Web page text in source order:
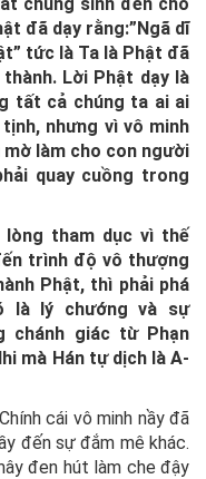
đã dạy rằng:”Ngã dĩ
tức là Ta là Phật đã
Lời Phật dạy là
tất cả chúng ta ai ai
nhưng vì vô minh
mờ làm cho con người
quay cuồng trong
lòng tham dục vì thế
trình độ vô thượng
Phật, thì phải phá
là lý chướng và sự
chánh giác từ Phạn
mà Hán tự dịch là A-
cái vô minh nầy đã
đến sự đắm mê khác.
đen hút làm che đậy